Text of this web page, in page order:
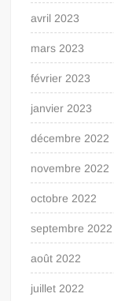
avril 2023
mars 2023
février 2023
janvier 2023
décembre 2022
novembre 2022
octobre 2022
septembre 2022
août 2022
juillet 2022